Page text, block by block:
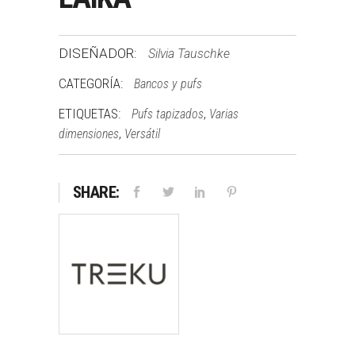
DISEÑADOR: Silvia Tauschke
CATEGORÍA: Bancos y pufs
ETIQUETAS: Pufs tapizados, Varias
dimensiones, Versátil
SHARE: